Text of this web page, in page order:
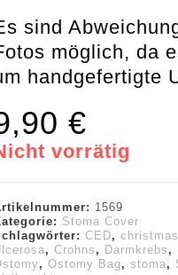
sind
möglich, da
handgefertigte
€
vorrätig
1569
Stoma Cover
CED,christmas
,Crohns , Darmkrebs ,
,Ostomy Bag,stoma,